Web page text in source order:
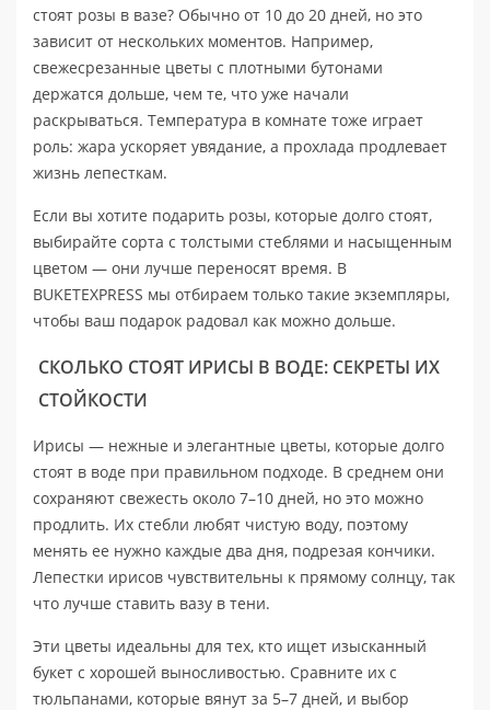
стоят розы в вазе? Обычно от 10 до 20 дней, но это
зависит от нескольких моментов. Например,
свежесрезанные цветы с плотными бутонами
держатся дольше, чем те, что уже начали
раскрываться. Температура в комнате тоже играет
роль: жара ускоряет увядание, а прохлада продлевает
жизнь лепесткам.
Если вы хотите подарить розы, которые долго стоят,
выбирайте сорта с толстыми стеблями и насыщенным
цветом — они лучше переносят время. В
BUKETEXPRESS мы отбираем только такие экземпляры,
чтобы ваш подарок радовал как можно дольше.
СКОЛЬКО СТОЯТ ИРИСЫ В ВОДЕ: СЕКРЕТЫ ИХ
СТОЙКОСТИ
Ирисы — нежные и элегантные цветы, которые долго
стоят в воде при правильном подходе. В среднем они
сохраняют свежесть около 7–10 дней, но это можно
продлить. Их стебли любят чистую воду, поэтому
менять ее нужно каждые два дня, подрезая кончики.
Лепестки ирисов чувствительны к прямому солнцу, так
что лучше ставить вазу в тени.
Эти цветы идеальны для тех, кто ищет изысканный
букет с хорошей выносливостью. Сравните их с
тюльпанами, которые вянут за 5–7 дней, и выбор